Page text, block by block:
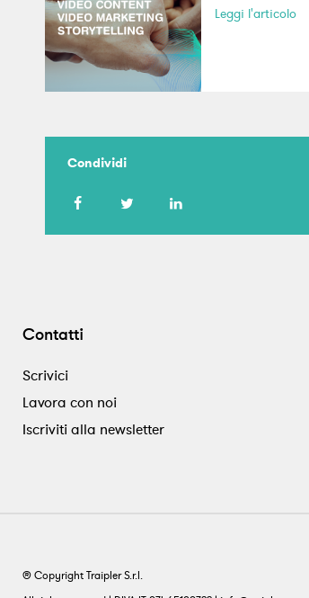
Leggi l'articolo
Condividi
Contatti
Scrivici
Lavora con noi
Iscriviti alla newsletter
® Copyright Traipler S.r.l.